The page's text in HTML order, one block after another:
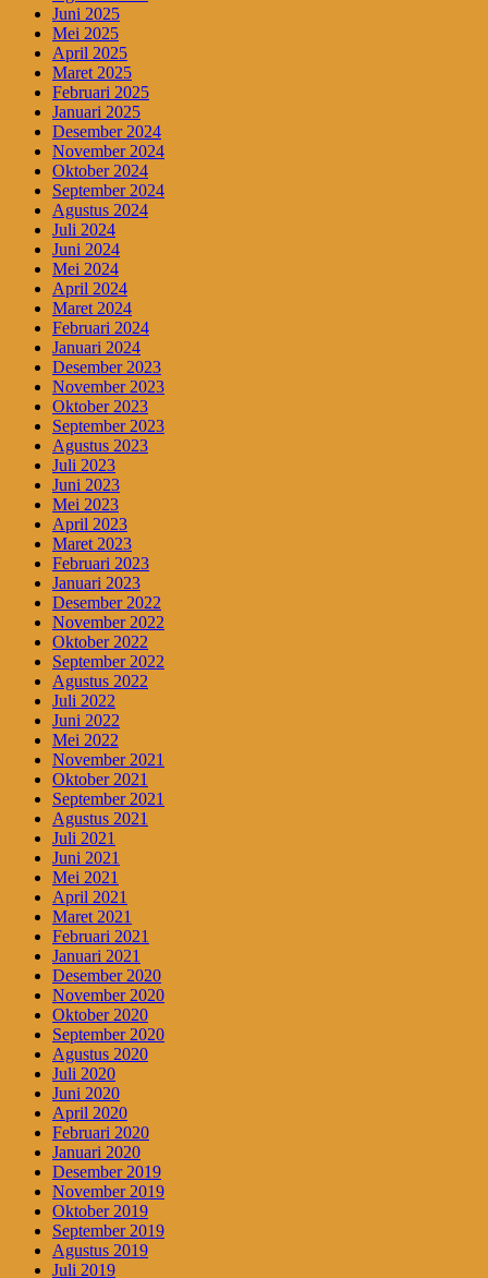
Juni 2025
Mei 2025
April 2025
Maret 2025
Februari 2025
Januari 2025
Desember 2024
November 2024
Oktober 2024
September 2024
Agustus 2024
Juli 2024
Juni 2024
Mei 2024
April 2024
Maret 2024
Februari 2024
Januari 2024
Desember 2023
November 2023
Oktober 2023
September 2023
Agustus 2023
Juli 2023
Juni 2023
Mei 2023
April 2023
Maret 2023
Februari 2023
Januari 2023
Desember 2022
November 2022
Oktober 2022
September 2022
Agustus 2022
Juli 2022
Juni 2022
Mei 2022
November 2021
Oktober 2021
September 2021
Agustus 2021
Juli 2021
Juni 2021
Mei 2021
April 2021
Maret 2021
Februari 2021
Januari 2021
Desember 2020
November 2020
Oktober 2020
September 2020
Agustus 2020
Juli 2020
Juni 2020
April 2020
Februari 2020
Januari 2020
Desember 2019
November 2019
Oktober 2019
September 2019
Agustus 2019
Juli 2019